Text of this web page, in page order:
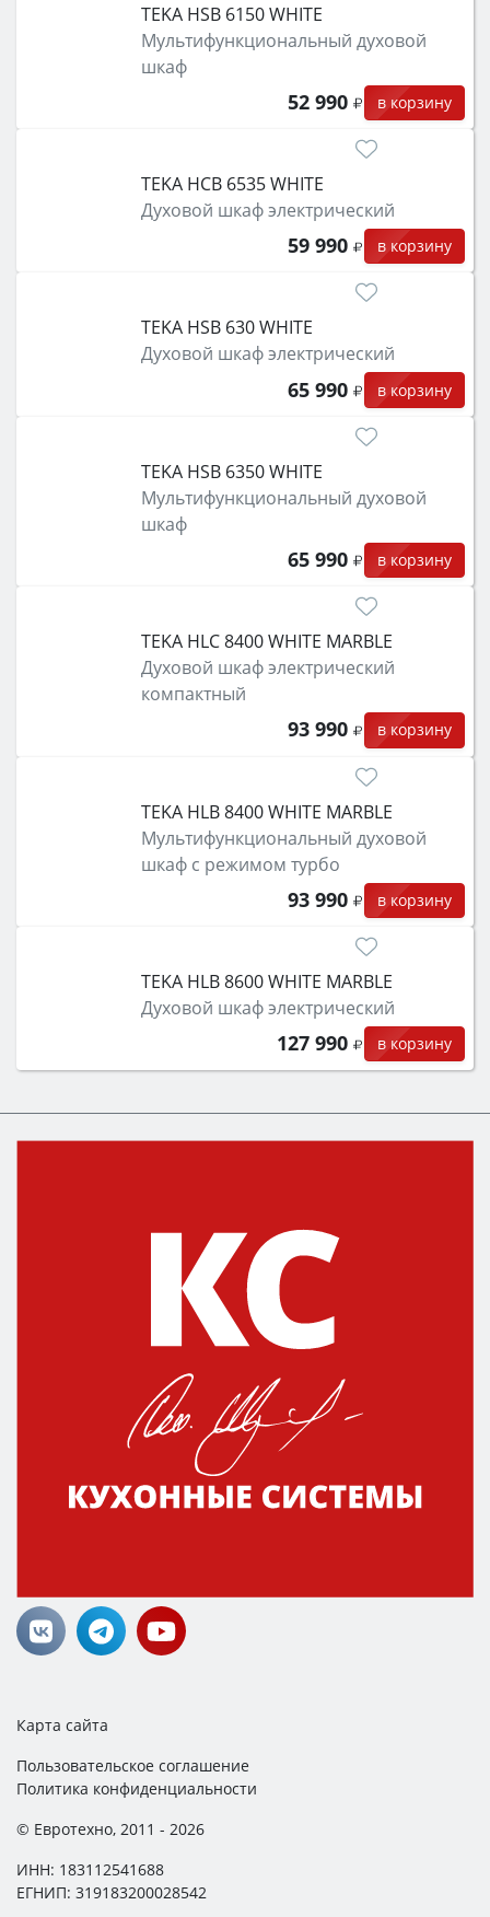
функции (конвекция, гриль, самоочистка,
защита от детей).
TEKA HSB 6150 WHITE
Мультифункциональный духовой
шкаф
52 990 в корзину
TEKA HCB 6535 WHITE
Духовой шкаф электрический
59 990 в корзину
TEKA HSB 630 WHITE
Духовой шкаф электрический
65 990 в корзину
TEKA HSB 6350 WHITE
Мультифункциональный духовой
шкаф
65 990 в корзину
TEKA HLC 8400 WHITE MARBLE
Духовой шкаф электрический
компактный
93 990 в корзину
TEKA HLB 8400 WHITE MARBLE
Мультифункциональный духовой
шкаф с режимом турбо
93 990 в корзину
TEKA HLB 8600 WHITE MARBLE
Духовой шкаф электрический
127 990 в корзину
Карта сайта
Пользовательское соглашение
Политика конфиденциальности
© Евротехно, 2011 - 2026
ИНН: 183112541688
ЕГНИП: 319183200028542